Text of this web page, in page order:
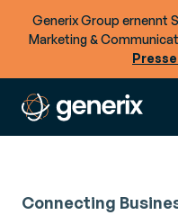
Generix Group ernennt
Marketing &
Connecting